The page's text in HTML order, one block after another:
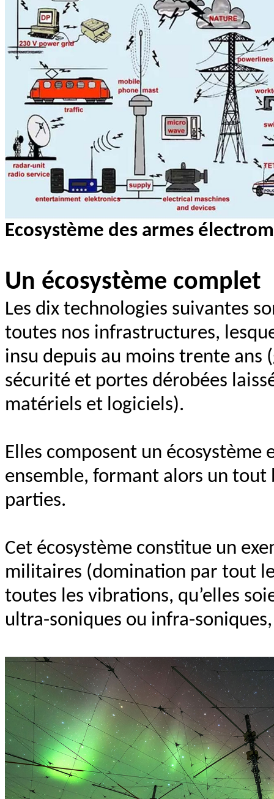
Ecosystème des armes
Un écosystème complet
Les dix technologies suivantes
toutes nos infrastructures,
insu depuis au moins trente ans
sécurité et portes dérobées
matériels et logiciels).
Elles composent un
ensemble, formant alors un tout
parties.
Cet écosystème constitue un
militaires (domination par tout
toutes les vibrations, qu’elles
ultra-soniques ou infra-